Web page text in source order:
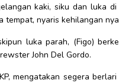
kaki, siku dan luka
tempat, nyaris kehilangan
luka parah, (Figo)
John Del Gordo.
mengatakan segera